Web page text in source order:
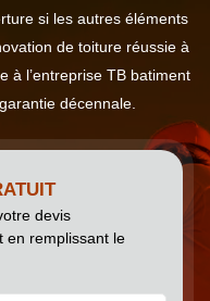
si les autres éléments
de toiture réussie à
à l’entreprise TB batiment
décennale.
devis
en remplissant le